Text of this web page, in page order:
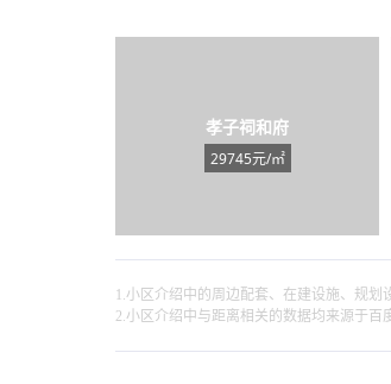
孝子祠和府
29745元/㎡
1.小区介绍中的周边配套、在建设施、规
2.小区介绍中与距离相关的数据均来源于百